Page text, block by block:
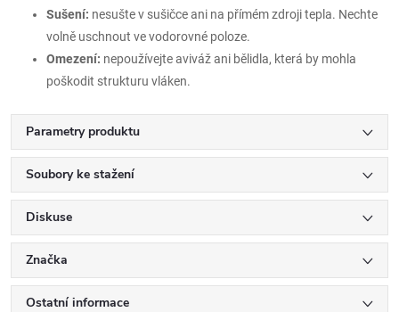
Sušení: nesušte v sušičce ani na přímém zdroji tepla. Nechte
volně uschnout ve vodorovné poloze.
Omezení: nepoužívejte aviváž ani bělidla, která by mohla
poškodit strukturu vláken.
Parametry produktu
Soubory ke stažení
Diskuse
Značka
Ostatní informace